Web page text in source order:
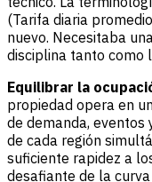
(Tarifa diaria
nuevo. Necesitaba
disciplina tanto como
Equilibrar la
propiedad opera en
de demanda,
de cada región
suficiente rapidez a
desafiante de la